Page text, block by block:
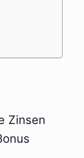
Zinsen